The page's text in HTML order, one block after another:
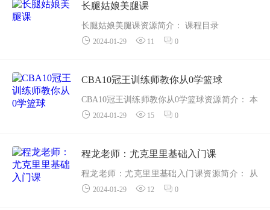
长腿姑娘美腿课
长腿姑娘美腿课资源简介： 课程目录
18. X型腿的分类.mp4
20. 股骨外旋X型腿矫正方法.mp4
21. 股骨&l...
2024-01-29 11 0
CBA10冠王训练师教你从0学篮球
CBA10冠王训练师教你从0学篮球资源简介： 本
课程由十冠王训练师雷吉教练打造并亲身演
学等从事体育教育多年的精英，把篮球...
2024-01-29 15 0
程龙老师：尤克里里基础入门课
程龙老师：尤克里里基础入门课资源简介： 从
零开始成为尤克里里达人
2024-01-29 12 0